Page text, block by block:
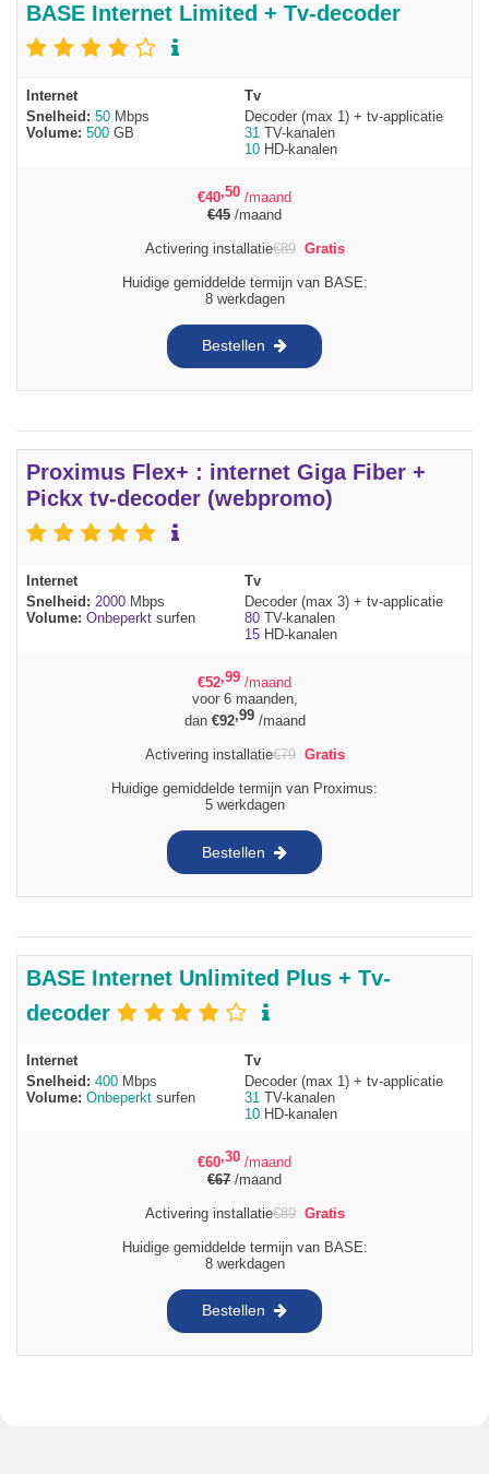
BASE Internet Limited + Tv-decoder
Internet
Snelheid: 50 Mbps
Volume: 500 GB
Tv
Decoder (max 1) + tv-applicatie
31 TV-kanalen
10 HD-kanalen
€40,50 /maand
€45 /maand
Activering installatie€89 Gratis
Huidige gemiddelde termijn van BASE:
8 werkdagen
Bestellen
Proximus Flex+ : internet Giga Fiber +
Pickx tv-decoder (webpromo)
Internet
Snelheid: 2000 Mbps
Volume: Onbeperkt surfen
Tv
Decoder (max 3) + tv-applicatie
80 TV-kanalen
15 HD-kanalen
€52,99 /maand
voor 6 maanden,
dan €92,99/maand
Activering installatie€79 Gratis
Huidige gemiddelde termijn van Proximus:
5 werkdagen
Bestellen
BASE Internet Unlimited Plus + Tv-
decoder
Internet
Snelheid: 400 Mbps
Volume: Onbeperkt surfen
Tv
Decoder (max 1) + tv-applicatie
31 TV-kanalen
10 HD-kanalen
€60,30 /maand
€67 /maand
Activering installatie€89 Gratis
Huidige gemiddelde termijn van BASE:
8 werkdagen
Bestellen